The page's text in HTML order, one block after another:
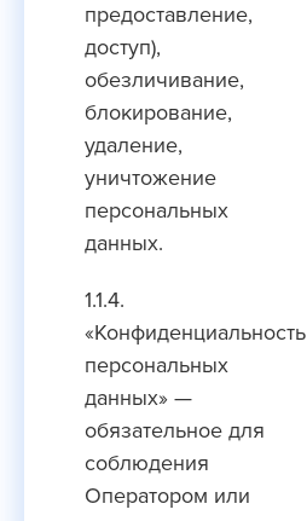
предоставление,
доступ),
обезличивание,
блокирование,
удаление,
уничтожение
персональных
данных.
1.1.4.
«Конфиденциальность
персональных
данных» —
обязательное для
соблюдения
Оператором или